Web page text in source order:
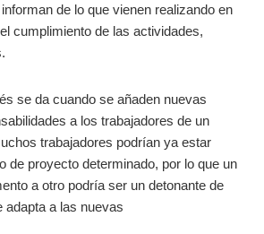
de lo que vienen realizando en
cumplimiento de las actividades,
se da cuando se añaden nuevas
a los trabajadores de un
trabajadores podrían ya estar
de proyecto determinado, por lo que un
a otro podría ser un detonante de
a las nuevas